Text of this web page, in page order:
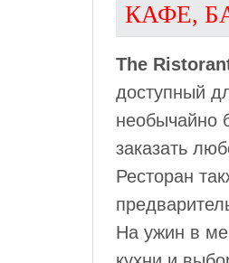
КАФЕ,
The
доступный
необычайно
заказать
Ресторан
На ужин в